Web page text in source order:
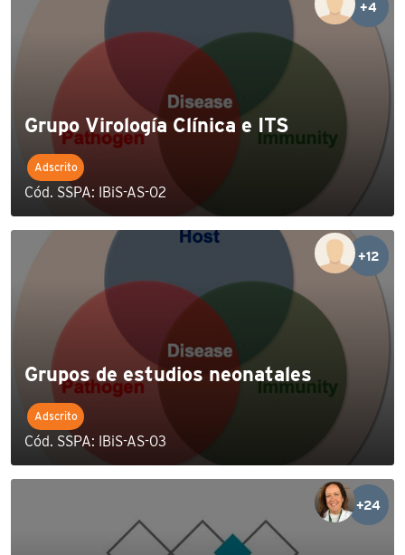
+4
Grupo Virología Clínica e ITS
Adscrito
Cód. SSPA: IBiS-AS-02
+12
Grupos de estudios neonatales
Adscrito
Cód. SSPA: IBiS-AS-03
+24